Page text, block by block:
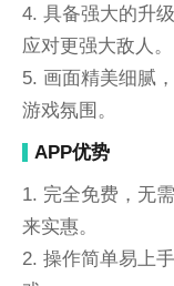
4. 具备强大的升
应对更强大敌人。
5. 画面精美细腻
游戏氛围。
APP优势
1. 完全免费，无
来实惠。
2. 操作简单易上